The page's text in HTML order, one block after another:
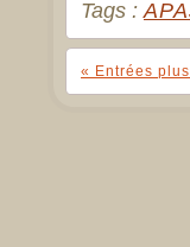
Tags :
« Entrées